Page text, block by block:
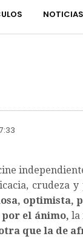
NOTICIAS
crudeza
optimista,
el ánimo, la
que la de